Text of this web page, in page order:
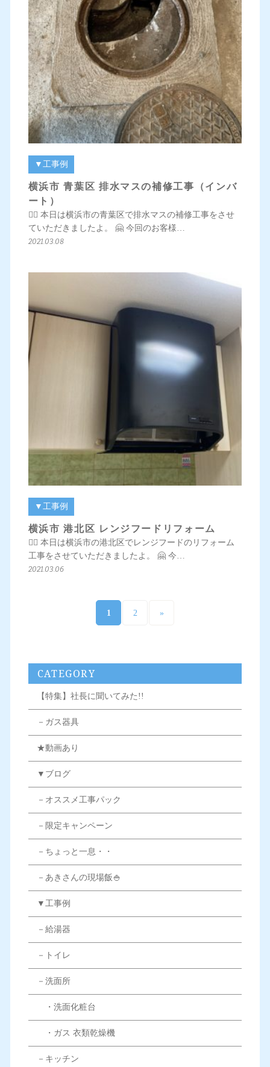
▼工事例
横浜市 青葉区 排水マスの補修工事（インバ
ート）
💁‍♀️ 本日は横浜市の青葉区で排水マスの補修工事をさせ
ていただきましたよ。 🤗 今回のお客様…
2021.03.08
▼工事例
横浜市 港北区 レンジフードリフォーム
💁‍♀️ 本日は横浜市の港北区でレンジフードのリフォーム
工事をさせていただきましたよ。 🤗 今…
2021.03.06
1 2 »
CATEGORY
【特集】社長に聞いてみた!!
－ガス器具
★動画あり
▼ブログ
－オススメ工事パック
－限定キャンペーン
－ちょっと一息・・
－あきさんの現場飯🍚
▼工事例
－給湯器
－トイレ
－洗面所
・洗面化粧台
・ガス 衣類乾燥機
－キッチン